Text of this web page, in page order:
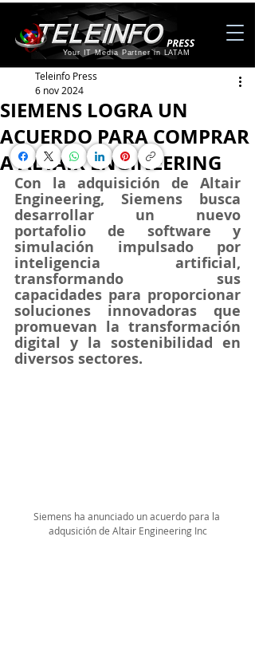
Your IT Media Partner in LATAM
SIEMENS LOGRA UN
ACUERDO PARA COMPRAR
A ALTAIR ENGINEERING
Teleinfo Press
6 nov 2024
Con la adquisición de Altair
Engineering, Siemens busca
desarrollar un nuevo
portafolio de software y
simulación impulsado por
inteligencia artificial,
transformando sus
capacidades para proporcionar
soluciones innovadoras que
promuevan la transformación
digital y la sostenibilidad en
diversos sectores.
Siemens ha anunciado un acuerdo para la
adqusición de Altair Engineering Inc